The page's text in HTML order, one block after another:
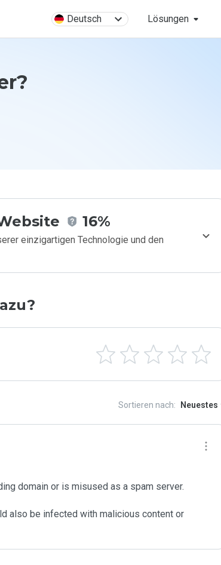
Deutsch Lösungen
16%
einzigartigen Technologie und den
Sortieren nach: Neuestes
domain or is misused as a spam server.
also be infected with malicious content or